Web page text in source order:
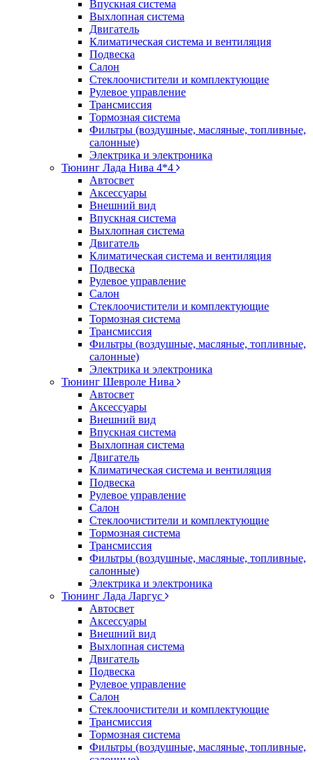
Впускная система
Выхлопная система
Двигатель
Климатическая система и вентиляция
Подвеска
Салон
Стеклоочистители и комплектующие
Рулевое управление
Трансмиссия
Тормозная система
Фильтры (воздушные, масляные, топливные,
салонные)
Электрика и электроника
Тюнинг Лада Нива 4*4
Автосвет
Аксессуары
Внешний вид
Впускная система
Выхлопная система
Двигатель
Климатическая система и вентиляция
Подвеска
Рулевое управление
Салон
Стеклоочистители и комплектующие
Тормозная система
Трансмиссия
Фильтры (воздушные, масляные, топливные,
салонные)
Электрика и электроника
Тюнинг Шевроле Нива
Автосвет
Аксессуары
Внешний вид
Впускная система
Выхлопная система
Двигатель
Климатическая система и вентиляция
Подвеска
Рулевое управление
Салон
Стеклоочистители и комплектующие
Тормозная система
Трансмиссия
Фильтры (воздушные, масляные, топливные,
салонные)
Электрика и электроника
Тюнинг Лада Ларгус
Автосвет
Аксессуары
Внешний вид
Выхлопная система
Двигатель
Подвеска
Рулевое управление
Салон
Стеклоочистители и комплектующие
Трансмиссия
Тормозная система
Фильтры (воздушные, масляные, топливные,